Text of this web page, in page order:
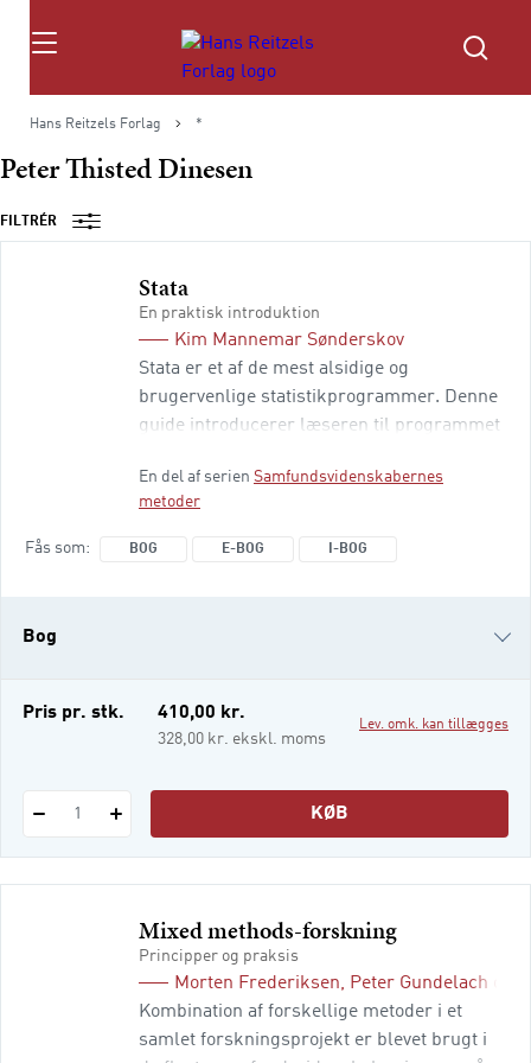
Søg
Hans Reitzels Forlag *
Peter Thisted Dinesen
FILTRÉR
Stata
En praktisk introduktion
Kim Mannemar Sønderskov
Stata er et af de mest alsidige og
brugervenlige statistikprogrammer. Denne
guide introducerer læseren til programmet
til videnskabelig analyse af kvantitative data.
Gennem en række eksempler og øvelser
med virkelige data guides læseren igennem
En del af serien Samfundsvidenskabernes
metoder
Fås som BOG E-BOG I-BOG
Bog
e-bog
Pris pr. stk. 410,00 kr.
328,00 kr. ekskl. moms
Lev. omk. kan tillægges
1 KØB
Mixed methods-forskning
Principper og praksis
Morten Frederiksen, Peter Gundelach
Kombination af forskellige metoder i et
samlet forskningsprojekt er blevet brugt i